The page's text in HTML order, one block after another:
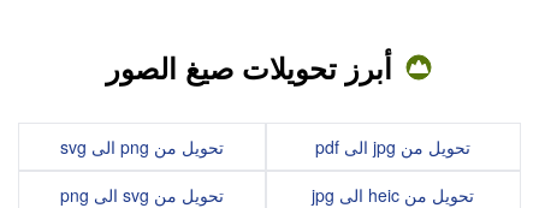
أبرز تحويلات صيغ الصور
تحويل من jpg الى pdf
تحويل من heic الى jpg
تحويل من png الى svg
تحويل من svg الى png